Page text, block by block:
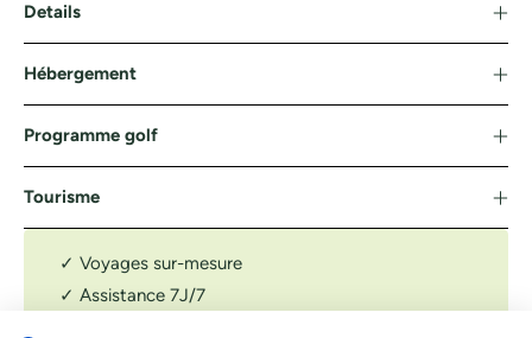
Details
Hébergement
Programme golf
Tourisme
✓ Voyages sur-mesure
✓ Assistance 7J/7